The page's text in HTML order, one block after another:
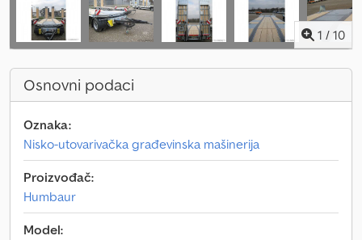
1 / 10
Osnovni podaci
Oznaka:
Nisko-utovarivačka građevinska mašinerija
Proizvođač:
Humbaur
Model: